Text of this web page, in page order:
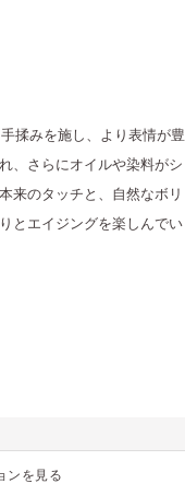
揉みを施し、より表情が豊
、さらにオイルや染料がシ
来のタッチと、自然なボリ
とエイジングを楽しんでい
ンを見る